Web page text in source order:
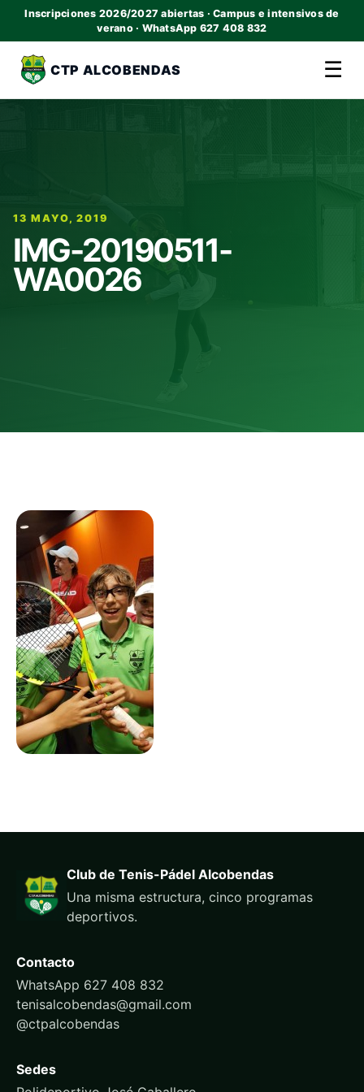
Inscripciones 2026/2027 abiertas · Campus e intensivos de
verano · WhatsApp 627 408 832
CTP ALCOBENDAS ☰
13 MAYO, 2019
IMG-20190511-
WA0026
Club de Tenis-Pádel Alcobendas
Una misma estructura, cinco programas
deportivos.
Contacto
WhatsApp 627 408 832
tenisalcobendas@gmail.com
@ctpalcobendas
Sedes